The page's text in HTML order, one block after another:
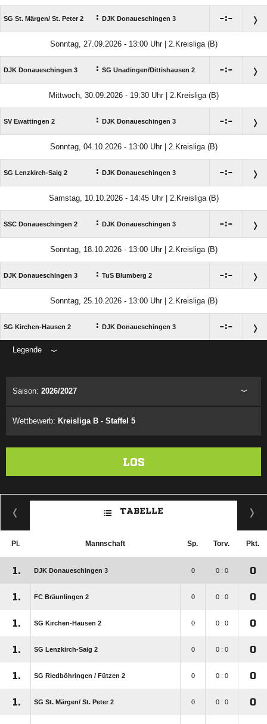
SG St. Märgen/​ St. Peter 2 : DJK Donaueschingen 3 :
Sonntag, 27.09.2026 - 13:00 Uhr | 2.Kreisliga (B)
DJK Donaueschingen 3 : SG Unadingen/​Dittishausen 2 :
Mittwoch, 30.09.2026 - 19:30 Uhr | 2.Kreisliga (B)
SV Ewattingen 2 : DJK Donaueschingen 3 :
Sonntag, 04.10.2026 - 13:00 Uhr | 2.Kreisliga (B)
SG Lenzkirch-Saig 2 : DJK Donaueschingen 3 :
Samstag, 10.10.2026 - 14:45 Uhr | 2.Kreisliga (B)
SSC Donaueschingen 2 : DJK Donaueschingen 3 :
Sonntag, 18.10.2026 - 13:00 Uhr | 2.Kreisliga (B)
DJK Donaueschingen 3 : TuS Blumberg 2 :
Sonntag, 25.10.2026 - 13:00 Uhr | 2.Kreisliga (B)
SG Kirchen-Hausen 2 : DJK Donaueschingen 3 :
Legende
Saison: 2026/2027
Wettbewerb: Kreisliga B - Staffel 5
LOS
TABELLE
Pl. Mannschaft Sp. Torv. Pkt.
1. DJK Donaueschingen 3 0 0 : 0 0
1. FC Bräunlingen 2 0 0 : 0 0
1. SG Kirchen-Hausen 2 0 0 : 0 0
1. SG Lenzkirch-Saig 2 0 0 : 0 0
1. SG Riedböhringen /​ Fützen 2 0 0 : 0 0
1. SG St. Märgen/​ St. Peter 2 0 0 : 0 0